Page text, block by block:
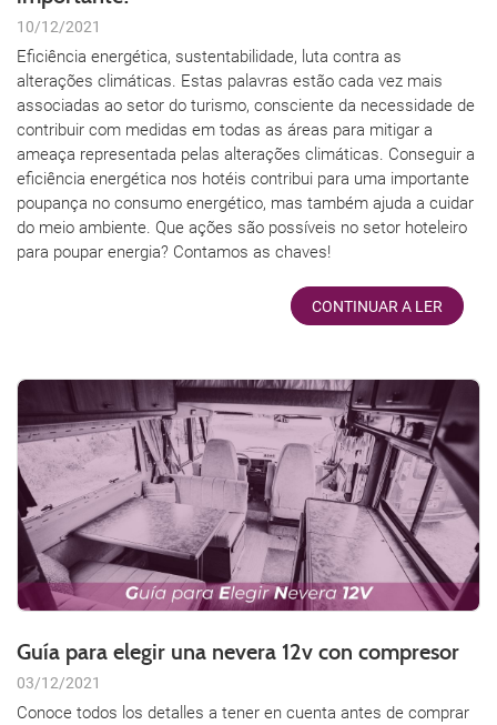
10/12/2021
Eficiência energética, sustentabilidade, luta contra as
alterações climáticas. Estas palavras estão cada vez mais
associadas ao setor do turismo, consciente da necessidade de
contribuir com medidas em todas as áreas para mitigar a
ameaça representada pelas alterações climáticas. Conseguir a
eficiência energética nos hotéis contribui para uma importante
poupança no consumo energético, mas também ajuda a cuidar
do meio ambiente. Que ações são possíveis no setor hoteleiro
para poupar energia? Contamos as chaves!
CONTINUAR A LER
Guía para elegir una nevera 12v con compresor
03/12/2021
Conoce todos los detalles a tener en cuenta antes de comprar